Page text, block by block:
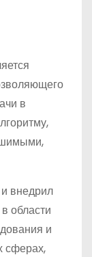
в
внедрил
области
и
сферах,